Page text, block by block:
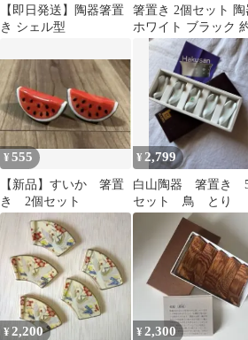
【即日発送】陶器箸置
き シェル型
箸置き 2個セット 陶
ホワイト ブラック
8cm
¥555
【新品】すいか 箸置
き 2個セット
¥ 2,799
白山陶器 箸置き
セット 鳥 とり
¥2,200 ¥2,300